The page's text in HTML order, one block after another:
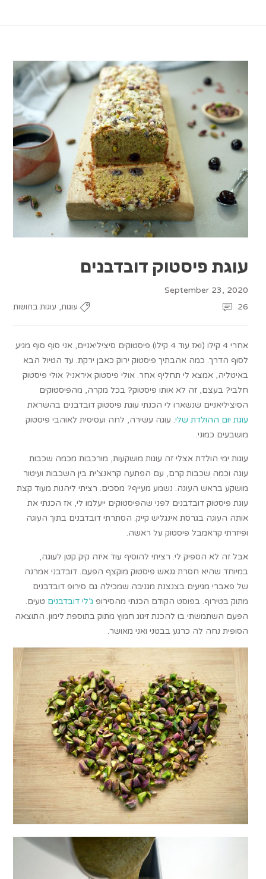
עוגת פיסטוק דובדבנים
September 23, 2020
עוגות, עוגות בחושות 26
אחרי 4 קילו (ואז עוד 4 קילו) פיסטוקים סיציליאניים, אני סוף סוף מגיע
לסוף הדרך. כמה אהבתיך פיסטוק ירוק כאבן ירקת. עד הטיול הבא
באיטליה, אמצא לי תחליף אחר. אולי פיסטוק איראני? אולי פיסטוק
חלבי? בעצם, זה לא אותו פיסטוק? בכל מקרה, מהפיסטוקים
הסיציליאניים שנשארו לי הכנתי עוגת פיסטוק דובדבנים בהשראת
עוגת יום ההולדת שלי. עוגה עשירה, לחה ועסיסית לאוהבי פיסטוק
מושבעים כמוני.
עוגות ימי הולדת אצלי זה עוגות מושקעות, מורכבות מכמה שכבות
עוגה וכמה שכבות קרם, עם הפתעה קראנצ’ית בין השכבות ועיטור
מושקע בראש העוגה. נשמע מעייף? מסכים. רציתי ליהנות מעוד קצת
עוגת פיסטוק דובדבנים לפני שהפיסטוקים ייעלמו לי, אז הכנתי את
אותה העוגה בגרסת אינגליש קייק. הסתרתי דובדבנים בתוך העוגה
ופיזרתי קראמבל פיסטוק על ראשה.
אבל זה לא הספיק לי. רציתי להוסיף עוד איזה קיק קטן לעוגה,
במיוחד שהיא חסרת גנאש פיסטוק מוקצף הפעם. דובדבני אמרנה
של פאברי מגיעים בצנצנת מגניבה שמכילה גם סירופ דובדבנים
מתוק בטירוף. בפוסט הקודם הכנתי מהסירופ ג’לי דובדבנים טעים.
הפעם השתמשתי בו להכנת זיגוג חמוץ מתוק בתוספת לימון. התוצאה
הסופית נחה לה כרגע בבטני ואני מאושר.